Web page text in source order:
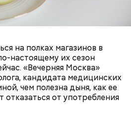
на полках магазинов в
настоящему их сезон
«Вечерняя Москва»
кандидата медицинских
чем полезна дыня, как ее
отказаться от употребления
— эти каротиноиды
наше зрение;
мочегонное действие,
сосудистую
скачки давления;
калию и не дает сосудам